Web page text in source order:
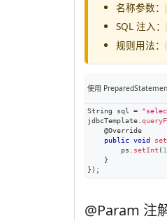
名称参数：
SQL 注入：
规则用法：
使用
String sql =
jdbcTemplate.
@Override
public void
        ps
setInt ( 1
}
} ) ;
@Param 注